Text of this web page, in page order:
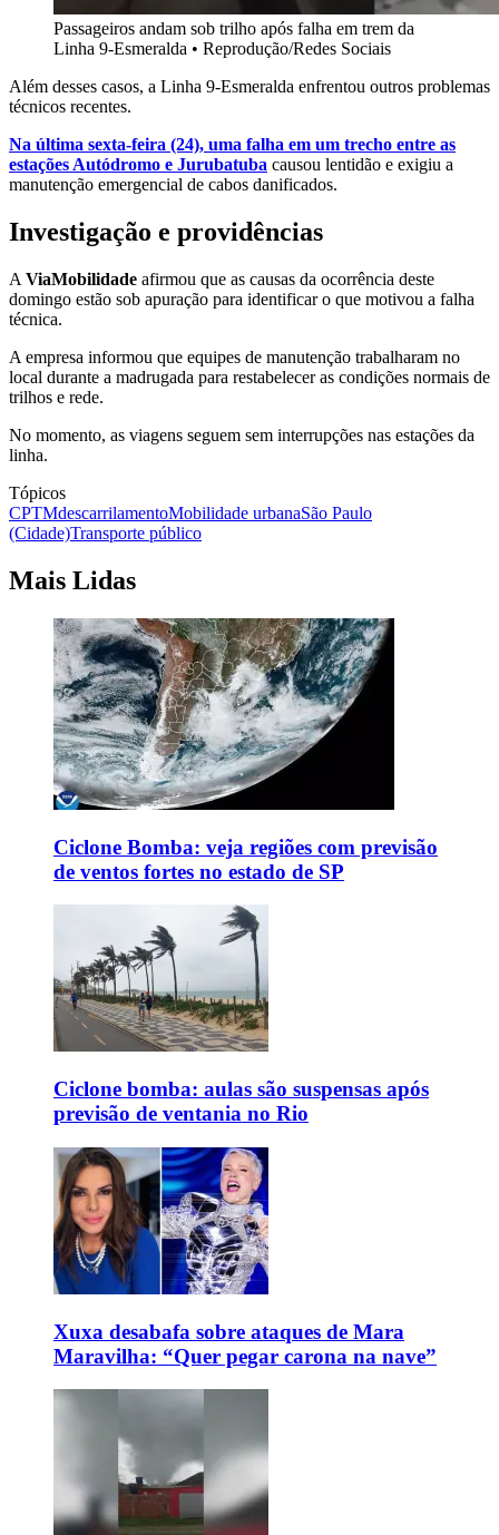
Passageiros andam sob trilho após falha em trem da
Linha 9-Esmeralda • Reprodução/Redes Sociais
Além desses casos, a Linha 9-Esmeralda enfrentou outros problemas
técnicos recentes.
Na última sexta-feira (24), uma falha em um trecho entre as
estações Autódromo e Jurubatuba causou lentidão e exigiu a
manutenção emergencial de cabos danificados.
Investigação e providências
A ViaMobilidade afirmou que as causas da ocorrência deste
domingo estão sob apuração para identificar o que motivou a falha
técnica.
A empresa informou que equipes de manutenção trabalharam no
local durante a madrugada para restabelecer as condições normais de
trilhos e rede.
No momento, as viagens seguem sem interrupções nas estações da
linha.
Tópicos
CPTMdescarrilamentoMobilidade urbanaSão Paulo
(Cidade)Transporte público
Mais Lidas
Ciclone Bomba: veja regiões com previsão
de ventos fortes no estado de SP
Ciclone bomba: aulas são suspensas após
previsão de ventania no Rio
Xuxa desabafa sobre ataques de Mara
Maravilha: “Quer pegar carona na nave”